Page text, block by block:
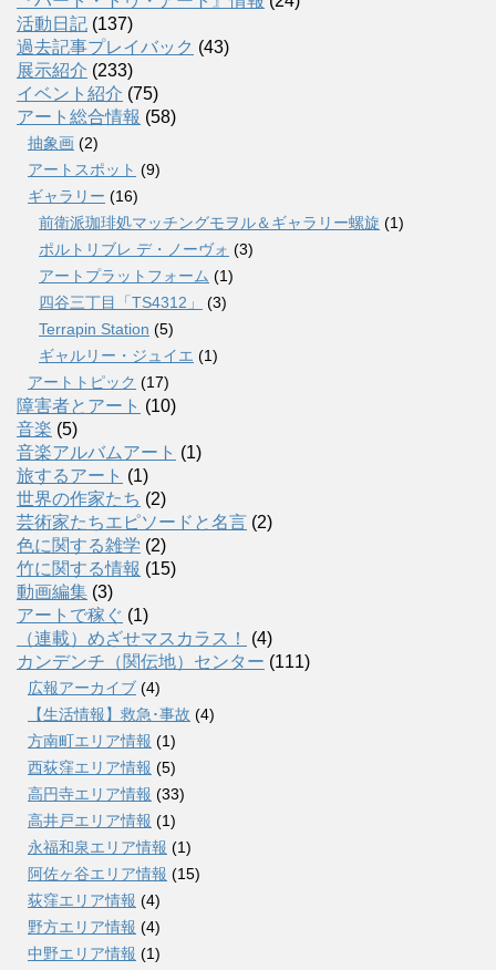
活動日記 (137)
過去記事プレイバック (43)
展示紹介 (233)
イベント紹介 (75)
アート総合情報 (58)
抽象画 (2)
アートスポット (9)
ギャラリー (16)
前衛派珈琲処マッチングモヲル＆ギャラリー螺旋 (1)
ポルトリブレ デ・ノーヴォ (3)
アートプラットフォーム (1)
四谷三丁目「TS4312」
(3)
Terrapin Station (5)
ギャルリー・ジュイエ (1)
アートトピック (17)
障害者とアート (10)
音楽 (5)
音楽アルバムアート (1)
旅するアート (1)
世界の作家たち (2)
芸術家たちエピソードと名言 (2)
色に関する雑学 (2)
竹に関する情報 (15)
動画編集 (3)
アートで稼ぐ (1)
（連載）めざせマスカラス！
(4)
カンデンチ（関伝地）センター (111)
広報アーカイブ (4)
【生活情報】救急･事故 (4)
方南町エリア情報 (1)
西荻窪エリア情報 (5)
高円寺エリア情報 (33)
高井戸エリア情報 (1)
永福和泉エリア情報 (1)
阿佐ヶ谷エリア情報 (15)
荻窪エリア情報 (4)
野方エリア情報 (4)
中野エリア情報 (1)